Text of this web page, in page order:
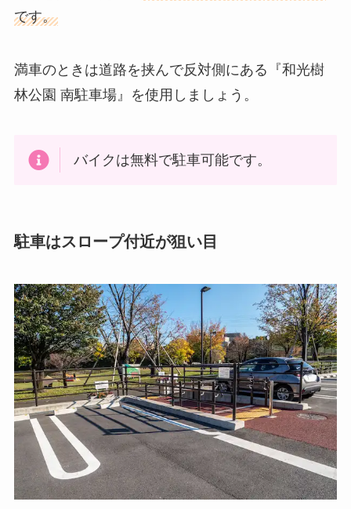
です。
満車のときは道路を挟んで反対側にある『和光樹
林公園 南駐車場』を使用しましょう。
バイクは無料で駐車可能です。
駐車はスロープ付近が狙い目